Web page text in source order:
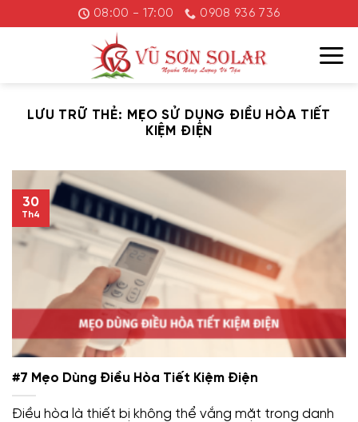
đến
08:00 - 17:00 0908 936 736
LƯU TRỮ THẺ: MẸO SỬ DỤNG ĐIỀU HÒA TIẾT
KIỆM ĐIỆN
#7 Mẹo Dùng Điều Hòa Tiết Kiệm Điện
Điều hòa là thiết bị không thể vắng mặt trong danh
30
Th4